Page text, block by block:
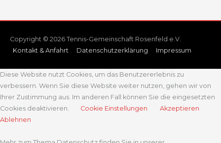
Copyright © 2026 Tennis-Gemeinschaft Rosenfeld e.V.
Kontakt & Anfahrt
Datenschutzerklärung Impressum
Diese Website nutzt Cookies, um das Benutzererlebnis zu
verbessern. Wenn Sie diese Website weiter nutzen, gehen wir von
Ihrer Zustimmung aus. Im anderen Fall können Sie die eingesetzten
Cookies deaktivieren.
Cookie Einstellungen
Akzeptieren
Ablehnen